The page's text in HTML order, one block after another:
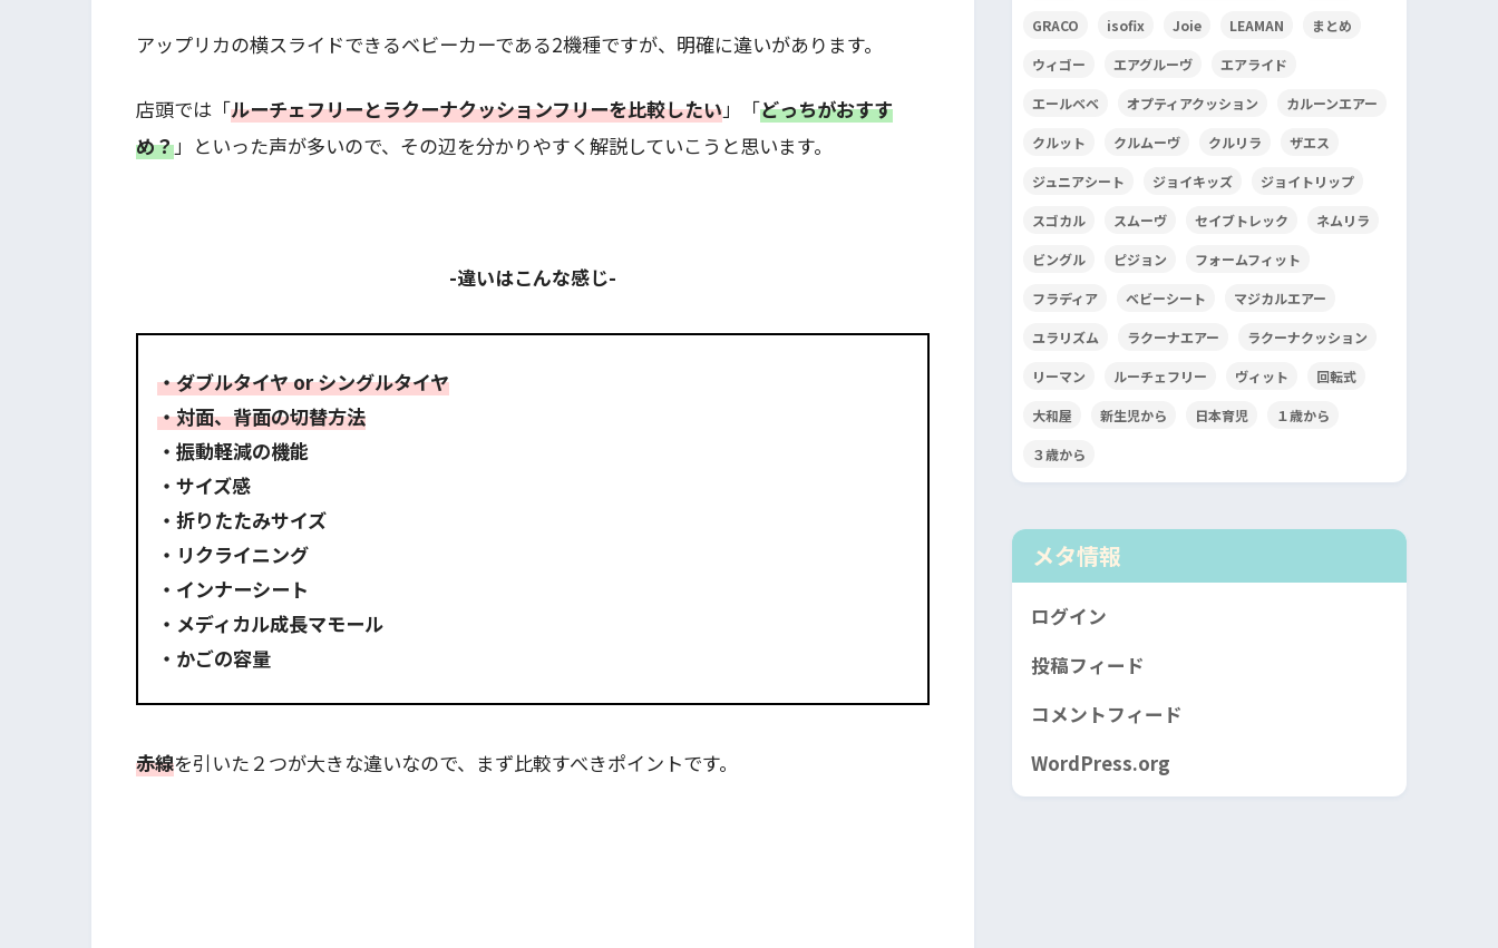
アップリカの横スライドできるベビーカーである2機種ですが、明確に違いがあります。
店頭では「ルーチェフリーとラクーナクッションフリーを比較したい」「どっちがおすす
め？」といった声が多いので、その辺を分かりやすく解説していこうと思います。
-違いはこんな感じ-
・ダブルタイヤ or シングルタイヤ
・対面、背面の切替方法
・振動軽減の機能
・サイズ感
・折りたたみサイズ
・リクライニング
・インナーシート
・メディカル成長マモール
・かごの容量
赤線を引いた２つが大きな違いなので、まず比較すべきポイントです。
GRACO isofix Joie LEAMAN まとめ
ウィゴー エアグルーヴ エアライド
エールベベ オプティアクッション カルーンエアー
クルット クルムーヴ クルリラ ザエス
ジュニアシート ジョイキッズ ジョイトリップ
スゴカル スムーヴ セイブトレック ネムリラ
ビングル ピジョン フォームフィット
フラディア ベビーシート マジカルエアー
ユラリズム ラクーナエアー ラクーナクッション
リーマン ルーチェフリー ヴィット 回転式
大和屋 新生児から 日本育児 １歳から
３歳から
メタ情報
ログイン
投稿フィード
コメントフィード
WordPress.org